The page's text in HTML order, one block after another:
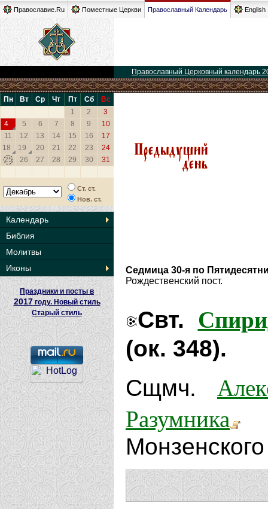
Православие.Ru Поместные Церкви Православный Календарь English
Православный Церковный календарь
Пн Вт Ср Чт Пт Сб
Вс
1
2
3
4
5 6 7 8 9
10
11
12 13 14 15 16
17
18
19 20 21 22 23
24
25
26 27 28 29 30 31
Ст. ст.
Нов. ст.
Календарь
Библия
Молитвы
Иконы
Праздники и посты в
2017году. Новый стиль
Старый стиль
Седмица 30-я по
Рождественский пост.
Свт.
(ок. 348).
Сщмч.
Разумника